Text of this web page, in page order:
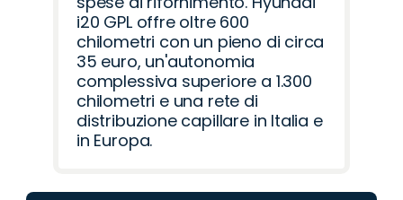
i20 GPL offre oltre 600
chilometri con un pieno di circa
35 euro, un'autonomia
complessiva superiore a 1.300
chilometri e una rete di
distribuzione capillare in Italia e
in Europa.